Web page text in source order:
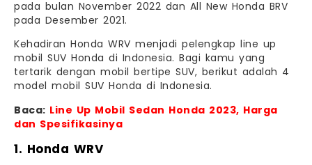
pada bulan November 2022 dan All New Honda BRV
pada Desember 2021.
Kehadiran Honda WRV menjadi pelengkap line up
mobil SUV Honda di Indonesia. Bagi kamu yang
tertarik dengan mobil bertipe SUV, berikut adalah 4
model mobil SUV Honda di Indonesia.
Baca: Line Up Mobil Sedan Honda 2023, Harga
dan Spesifikasinya
1. Honda WRV